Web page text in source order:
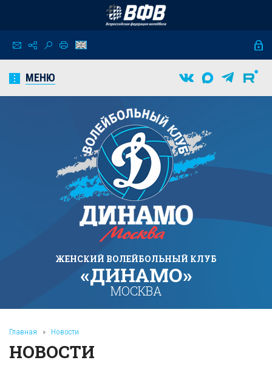
МЕНЮ
ЖЕНСКИЙ ВОЛЕЙБОЛЬНЫЙ КЛУБ
«ДИНАМО»
МОСКВА
Главная » Новости
НОВОСТИ